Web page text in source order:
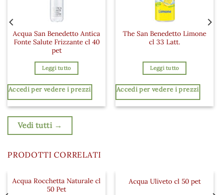
Acqua San Benedetto Antica
Fonte Salute Frizzante cl 40
pet
Leggi tutto
Accedi per vedere i prezzi
The San Benedetto Limone
cl 33 Latt.
Leggi tutto
Accedi per vedere i prezzi
Vedi tutti →
PRODOTTI CORRELATI
Aggiungi ai preferiti
Acqua Rocchetta Naturale cl
50 Pet
Acqua Uliveto cl 50 pet
ai preferiti